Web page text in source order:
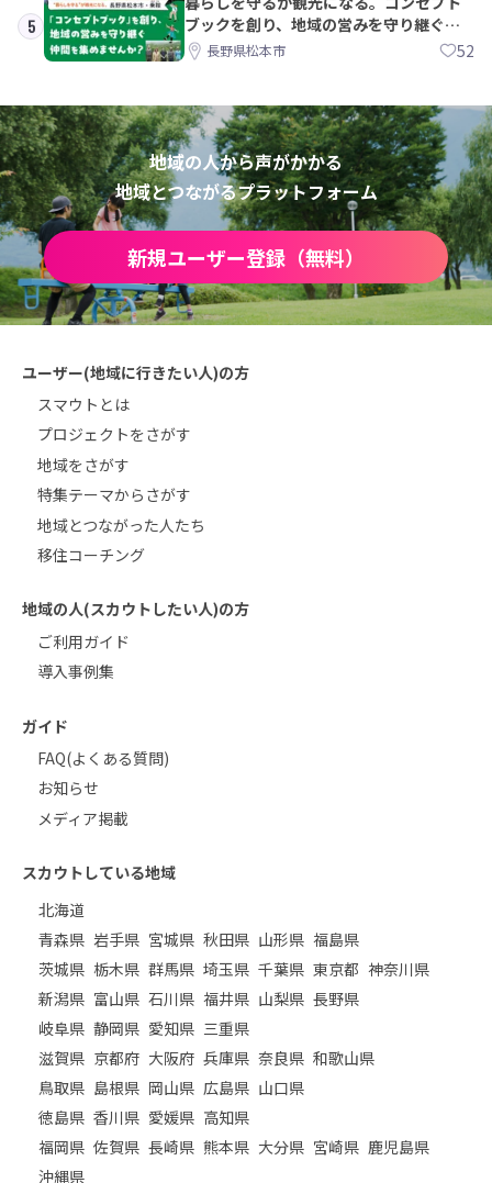
5
ブックを創り、地域の営みを守り継ぐ仲
間を集めませんか？
長野県松本市 52
地域の人から声がかかる
地域とつながるプラットフォーム
新規ユーザー登録（無料）
ユーザー(地域に行きたい人)の方
スマウトとは
プロジェクトをさがす
地域をさがす
特集テーマからさがす
地域とつながった人たち
移住コーチング
地域の人(スカウトしたい人)の方
ご利用ガイド
導入事例集
ガイド
FAQ(よくある質問)
お知らせ
メディア掲載
スカウトしている地域
北海道
青森県 岩手県 宮城県 秋田県 山形県 福島県
茨城県 栃木県 群馬県 埼玉県 千葉県 東京都 神奈川県
新潟県 富山県 石川県 福井県 山梨県 長野県
岐阜県 静岡県 愛知県 三重県
滋賀県 京都府 大阪府 兵庫県 奈良県 和歌山県
鳥取県 島根県 岡山県 広島県 山口県
徳島県 香川県 愛媛県 高知県
福岡県 佐賀県 長崎県 熊本県 大分県 宮崎県 鹿児島県
沖縄県